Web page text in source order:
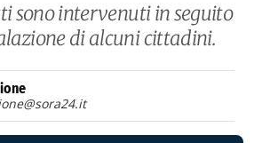
sono intervenuti in seguito
di alcuni cittadini.